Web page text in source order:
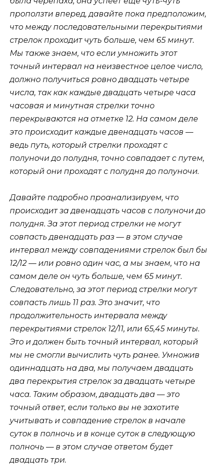
проползти вперед, давайте пока предположим,
что между последовательными перекрытиями
стрелок проходит чуть больше, чем 65 минут.
Мы также знаем, что если умножить этот
точный интервал на неизвестное целое число,
должно получиться ровно двадцать четыре
числа, так как каждые двадцать четыре часа
часовая и минутная стрелки точно
перекрываются на отметке 12. На самом деле
это происходит каждые двенадцать часов —
ведь путь, который стрелки проходят с
полуночи до полудня, точно совпадает с путем,
который они проходят с полудня до полуночи.
Давайте подробно проанализируем, что
происходит за двенадцать часов с полуночи до
полудня. За этот период стрелки не могут
совпасть двенадцать раз — в этом случае
интервал между совпадениями стрелок был бы
12/12 — или ровно один час, а мы знаем, что на
самом деле он чуть больше, чем 65 минут.
Следовательно, за этот период стрелки могут
совпасть лишь 11 раз. Это значит, что
продолжительность интервала между
перекрытиями стрелок 12/11, или 65,45 минуты.
Это и должен быть точный интервал, который
мы не смогли вычислить чуть ранее. Умножив
одиннадцать на два, мы получаем двадцать
два перекрытия стрелок за двадцать четыре
часа. Таким образом, двадцать два — это
точный ответ, если только вы не захотите
учитывать и совпадение стрелок в начале
суток в полночь и в конце суток в следующую
полночь — в этом случае ответом будет
двадцать три.